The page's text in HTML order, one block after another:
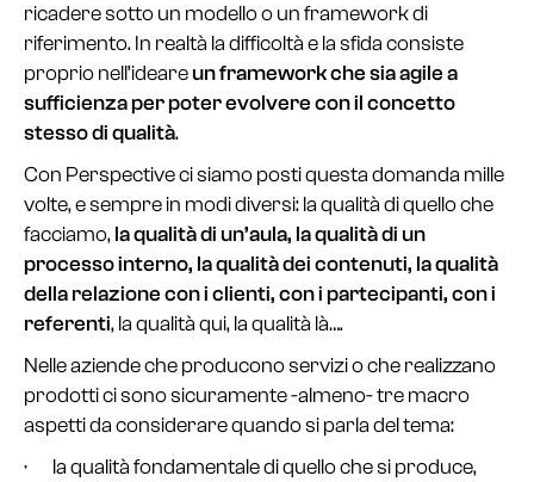
ricadere sotto un modello o un framework di
riferimento. In realtà la difficoltà e la sfida consiste
proprio nell’ideareun framework che sia agile a
sufficienza per poter evolvere con il concetto
stesso di qualità.
Con Perspective ci siamo posti questa domanda mille
volte, e sempre in modi diversi: la qualità di quello che
facciamo,la qualità di un’aula, la qualità di un
processo interno, la qualità dei contenuti, la qualità
della relazione con i clienti, con i partecipanti, con i
referenti, la qualità qui, la qualità là….
Nelle aziende che producono servizi o che realizzano
prodotti ci sono sicuramente -almeno- tre macro
aspetti da considerare quando si parla del tema:
· la qualità fondamentale di quello che si produce,